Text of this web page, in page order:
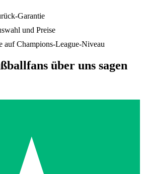
Garantie
und Preise
auf Champions-League-Niveau
über uns sagen